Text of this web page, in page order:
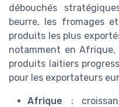
débouchés
beurre, les fromages
produits les plus
notamment en
produits laitiers
pour les exportateurs
Afrique :